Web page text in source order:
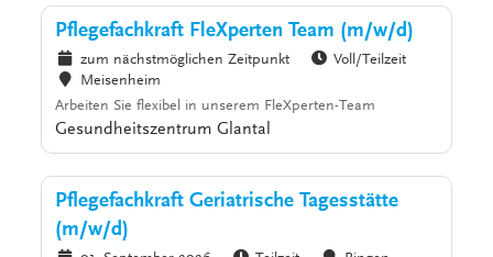
Pflegefachkraft FleXperten Team (m/w/d)
zum nächstmöglichen Zeitpunkt
Voll/Teilzeit
Meisenheim
Arbeiten Sie flexibel in unserem FleXperten-Team
Gesundheitszentrum Glantal
Pflegefachkraft Geriatrische Tagesstätte
(m/w/d)